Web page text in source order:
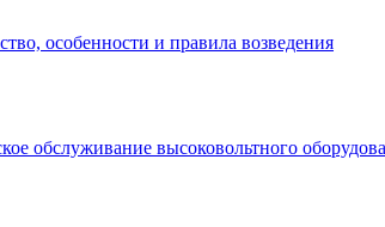
особенности и правила возведения
обслуживание высоковольтного